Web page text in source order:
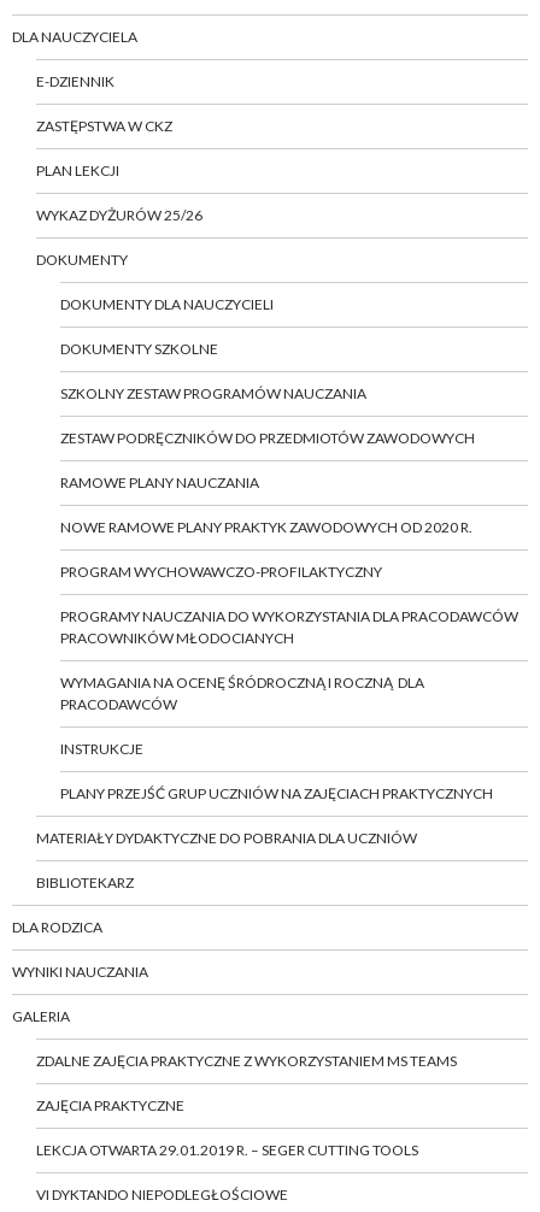
DLA NAUCZYCIELA
E-DZIENNIK
ZASTĘPSTWA W CKZ
PLAN LEKCJI
WYKAZ DYŻURÓW 25/26
DOKUMENTY
DOKUMENTY DLA NAUCZYCIELI
DOKUMENTY SZKOLNE
SZKOLNY ZESTAW PROGRAMÓW NAUCZANIA
ZESTAW PODRĘCZNIKÓW DO PRZEDMIOTÓW ZAWODOWYCH
RAMOWE PLANY NAUCZANIA
NOWE RAMOWE PLANY PRAKTYK ZAWODOWYCH OD 2020 R.
PROGRAM WYCHOWAWCZO-PROFILAKTYCZNY
PROGRAMY NAUCZANIA DO WYKORZYSTANIA DLA PRACODAWCÓW
PRACOWNIKÓW MŁODOCIANYCH
WYMAGANIA NA OCENĘ ŚRÓDROCZNĄ I ROCZNĄ DLA
PRACODAWCÓW
INSTRUKCJE
PLANY PRZEJŚĆ GRUP UCZNIÓW NA ZAJĘCIACH PRAKTYCZNYCH
MATERIAŁY DYDAKTYCZNE DO POBRANIA DLA UCZNIÓW
BIBLIOTEKARZ
DLA RODZICA
WYNIKI NAUCZANIA
GALERIA
ZDALNE ZAJĘCIA PRAKTYCZNE Z WYKORZYSTANIEM MS TEAMS
ZAJĘCIA PRAKTYCZNE
LEKCJA OTWARTA 29.01.2019 R. – SEGER CUTTING TOOLS
VI DYKTANDO NIEPODLEGŁOŚCIOWE